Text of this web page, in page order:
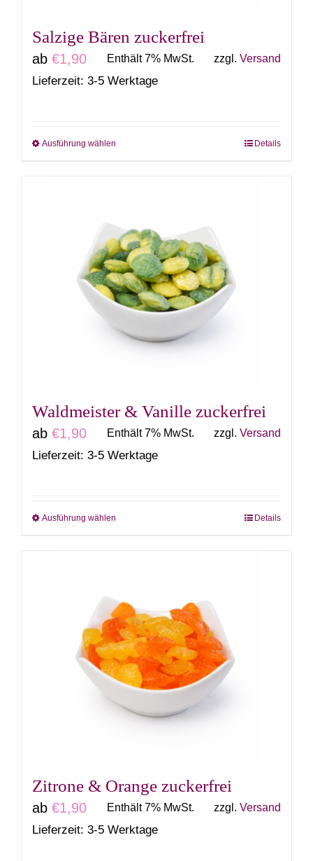
werden
Salzige Bären zuckerfrei
ab €1,90 Enthält 7% MwSt. zzgl. Versand
Lieferzeit: 3-5 Werktage
Ausführung wählen
Varianten
auf.
Die
Optionen
können
auf
werden
Details
Waldmeister & Vanille zuckerfrei
ab €1,90 Enthält 7% MwSt. zzgl. Versand
Lieferzeit: 3-5 Werktage
Ausführung wählen
Varianten
auf.
Die
Optionen
können
auf
werden
Details
Zitrone & Orange zuckerfrei
ab €1,90 Enthält 7% MwSt. zzgl. Versand
Lieferzeit: 3-5 Werktage